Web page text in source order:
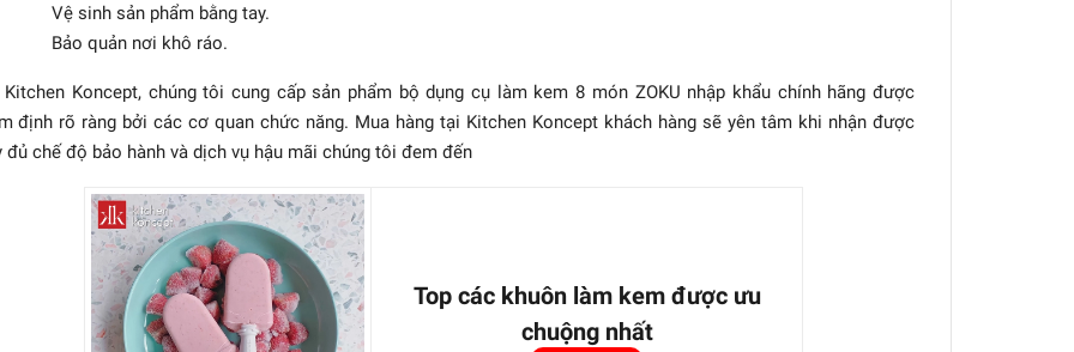
Vệ sinh sản phẩm bằng tay.
Bảo quản nơi khô ráo.
Kitchen Koncept, chúng tôi cung cấp sản phẩm bộ dụng cụ làm kem 8 món ZOKU nhập khẩu chính hãng được
định rõ ràng bởi các cơ quan chức năng. Mua hàng tại Kitchen Koncept khách hàng sẽ yên tâm khi nhận được
đủ chế độ bảo hành và dịch vụ hậu mãi chúng tôi đem đến
Top các khuôn làm kem được ưu
chuộng nhất